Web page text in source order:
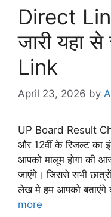
Direct
जारी यहा
Link
April 23, 2026 by
UP Board Result
और 12वीं के रिजल्ट का
आपको मालूम होगा की
जाएंगे। जिससे सभी
लेख मे हम आपको
more